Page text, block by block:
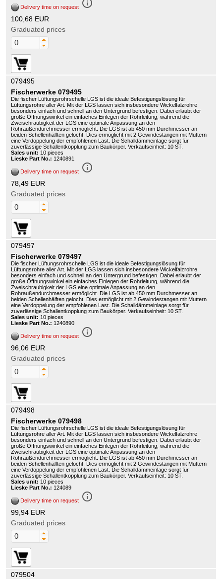
Delivery time on request info_outline
100,68 EUR
Graduated prices
079495
Fischerwerke 079495
Die fischer Lüftungsrohrschelle LGS ist die ideale Befestigungslösung für
Lüftungsrohre aller Art. Mit der LGS lassen sich insbesondere Wickelfalzrohre
besonders einfach und schnell an den Untergrund befestigen. Dabei erlaubt der
große Öffnungswinkel ein einfaches Einlegen der Rohrleitung, während die
Zweischraubigkeit der LGS eine optimale Anpassung an den
Rohraußendurchmesser ermöglicht. Die LGS ist ab 450 mm Durchmesser an
beiden Schellenhälften gelocht. Dies ermöglicht mit 2 Gewindestangen mit Muttern
eine Verdoppelung der empfohlenen Last. Die Schalldämmeinlage sorgt für
zuverlässige Schallentkopplung zum Baukörper. Verkaufseinheit: 10 ST.
Sales unit: 10 pieces
Lieske Part No.: 1240891
Delivery time on request info_outline
78,49 EUR
Graduated prices
079497
Fischerwerke 079497
Die fischer Lüftungsrohrschelle LGS ist die ideale Befestigungslösung für
Lüftungsrohre aller Art. Mit der LGS lassen sich insbesondere Wickelfalzrohre
besonders einfach und schnell an den Untergrund befestigen. Dabei erlaubt der
große Öffnungswinkel ein einfaches Einlegen der Rohrleitung, während die
Zweischraubigkeit der LGS eine optimale Anpassung an den
Rohraußendurchmesser ermöglicht. Die LGS ist ab 450 mm Durchmesser an
beiden Schellenhälften gelocht. Dies ermöglicht mit 2 Gewindestangen mit Muttern
eine Verdoppelung der empfohlenen Last. Die Schalldämmeinlage sorgt für
zuverlässige Schallentkopplung zum Baukörper. Verkaufseinheit: 10 ST.
Sales unit: 10 pieces
Lieske Part No.: 1240890
Delivery time on request info_outline
96,06 EUR
Graduated prices
079498
Fischerwerke 079498
Die fischer Lüftungsrohrschelle LGS ist die ideale Befestigungslösung für
Lüftungsrohre aller Art. Mit der LGS lassen sich insbesondere Wickelfalzrohre
besonders einfach und schnell an den Untergrund befestigen. Dabei erlaubt der
große Öffnungswinkel ein einfaches Einlegen der Rohrleitung, während die
Zweischraubigkeit der LGS eine optimale Anpassung an den
Rohraußendurchmesser ermöglicht. Die LGS ist ab 450 mm Durchmesser an
beiden Schellenhälften gelocht. Dies ermöglicht mit 2 Gewindestangen mit Muttern
eine Verdoppelung der empfohlenen Last. Die Schalldämmeinlage sorgt für
zuverlässige Schallentkopplung zum Baukörper. Verkaufseinheit: 10 ST.
Sales unit: 10 pieces
Lieske Part No.: 124089
Delivery time on request info_outline
99,94 EUR
Graduated prices
079504